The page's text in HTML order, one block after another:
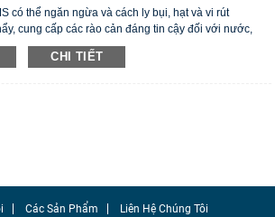
có thể ngăn ngừa và cách ly bụi, hạt và vi rút
cung cấp các rào cản đáng tin cậy đối với nước,
lỏng khác. Áo choàng phẫu thuật SMS là rất
nhiễm chéo trong quá trình phẫu thuật.
CHI TIẾT
Các Sản Phẩm Liên Hệ Chúng Tôi